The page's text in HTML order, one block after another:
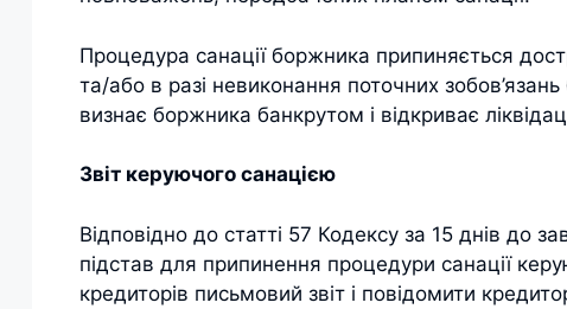
Процедура санації боржника припиняється
та/або в разі невиконання поточних
визнає боржника банкрутом і відкриває
Звіт керуючого санацією
Відповідно до статті 57 Кодексу за 15 днів до
підстав для припинення процедури санації
кредиторів письмовий звіт і повідомити